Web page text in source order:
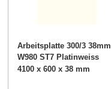
Arbeitsplatte 300/3 38mm
W980 ST7 Platinweiss
4100 x 600 x 38 mm